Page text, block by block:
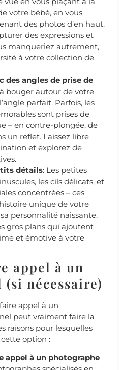
votre bébé, en vous
des photos d’en haut.
des expressions et
manqueriez autrement,
à votre collection de
des angles de prise de
à bouger autour de votre
parfait. Parfois, les
sont prises de
– en contre-plongée, de
un reflet. Laissez libre
et explorez de
détails: Les petites
les cils délicats, et
concentrées – ces
unique de votre
personnalité naissante.
gros plans qui ajoutent
et émotive à votre
appel à un
nécessaire)
appel à un
peut vraiment faire la
raisons pour lesquelles
option :
appel à un photographe